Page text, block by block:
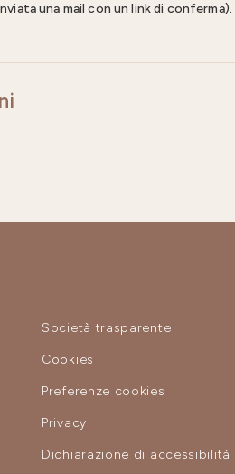
una mail con un link di conferma).
Società trasparente
Cookies
Preferenze cookies
Privacy
Dichiarazione di accessibilità